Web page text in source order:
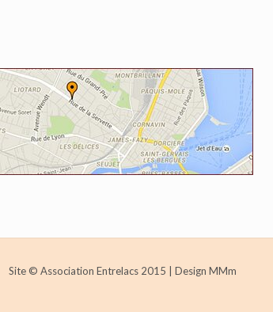
Site © Association Entrelacs 2015 Design MMm